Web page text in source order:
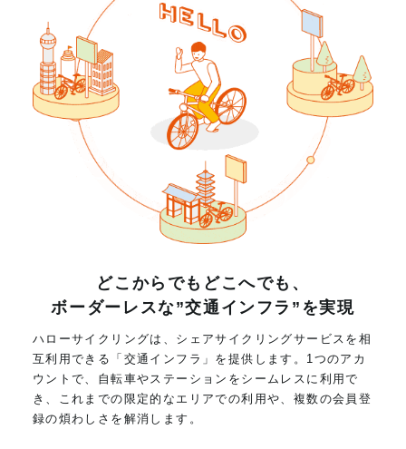
どこからでもどこへでも、
ボーダーレスな”交通インフラ”を実現
ハローサイクリングは、シェアサイクリングサービスを相
互利用できる「交通インフラ」を提供します。1つのアカ
ウントで、自転車やステーションをシームレスに利用で
き、これまでの限定的なエリアでの利用や、複数の会員登
録の煩わしさを解消します。